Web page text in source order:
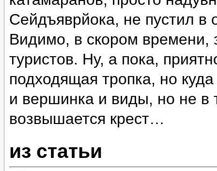
Сейдъяврйока, не пустил в
Видимо, в скором времени,
туристов. Ну, а пока,
подходящая тропка, но
и вершинка и виды, но не в
возвышается крест…
из статьи